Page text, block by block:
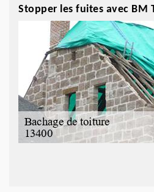
Stopper les fuites avec BM